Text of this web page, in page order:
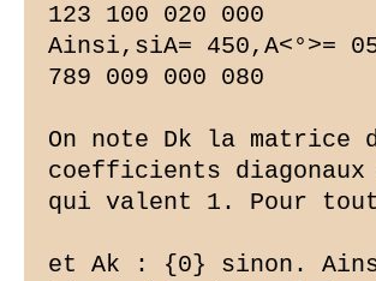
123 100 020 000
Ainsi,siA= 450,A<°>=
789 009 000 080
On note Dk la
coefficients
qui valent 1. Pour
et Ak : {0} sinon.